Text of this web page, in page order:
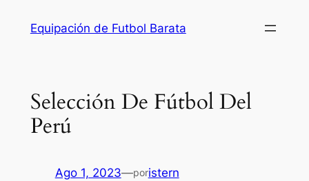
Equipación de Futbol Barata
Selección De Fútbol Del
Perú
Ago 1, 2023—poristern